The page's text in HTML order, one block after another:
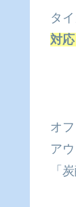
タ
対
オ
ア
「